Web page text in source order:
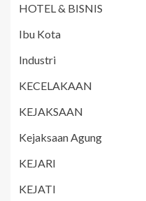
HOTEL & BISNIS
Ibu Kota
Industri
KECELAKAAN
KEJAKSAAN
Kejaksaan Agung
KEJARI
KEJATI